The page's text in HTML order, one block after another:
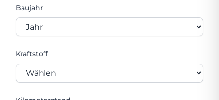
Baujahr
Kraftstoff